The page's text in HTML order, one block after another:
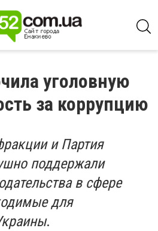
уголовную
за коррупцию
и Партия
поддержали
в сфере
для
.